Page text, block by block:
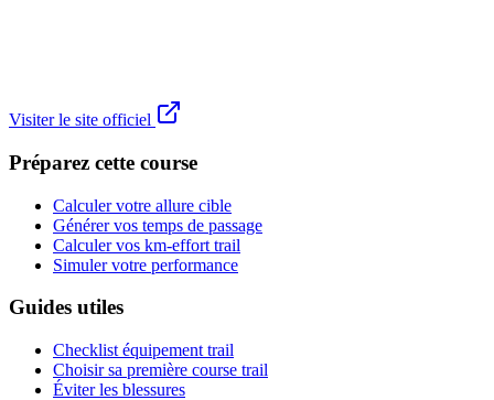
Visiter le site officiel
Préparez cette course
Calculer votre allure cible
Générer vos temps de passage
Calculer vos km-effort trail
Simuler votre performance
Guides utiles
Checklist équipement trail
Choisir sa première course trail
Éviter les blessures